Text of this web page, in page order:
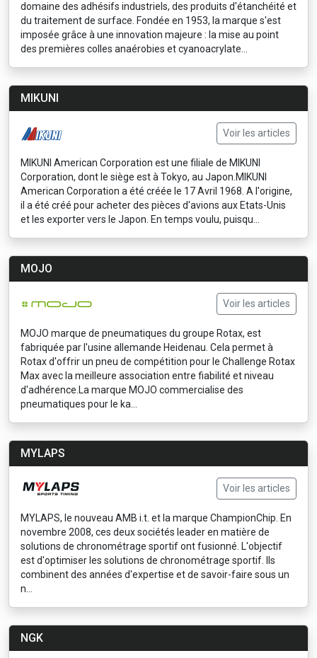
domaine des adhésifs industriels, des produits d'étanchéité et
du traitement de surface. Fondée en 1953, la marque s'est
imposée grâce à une innovation majeure : la mise au point
des premières colles anaérobies et cyanoacrylate...
MIKUNI
Voir les articles
MIKUNI American Corporation est une filiale de MIKUNI
Corporation, dont le siège est à Tokyo, au Japon.MIKUNI
American Corporation a été créée le 17 Avril 1968. A l'origine,
il a été créé pour acheter des pièces d'avions aux Etats-Unis
et les exporter vers le Japon. En temps voulu, puisqu...
MOJO
Voir les articles
MOJO marque de pneumatiques du groupe Rotax, est
fabriquée par l'usine allemande Heidenau. Cela permet à
Rotax d'offrir un pneu de compétition pour le Challenge Rotax
Max avec la meilleure association entre fiabilité et niveau
d'adhérence.La marque MOJO commercialise des
pneumatiques pour le ka...
MYLAPS
Voir les articles
MYLAPS, le nouveau AMB i.t. et la marque ChampionChip. En
novembre 2008, ces deux sociétés leader en matière de
solutions de chronométrage sportif ont fusionné. L'objectif
est d'optimiser les solutions de chronométrage sportif. Ils
combinent des années d'expertise et de savoir-faire sous un
n...
NGK